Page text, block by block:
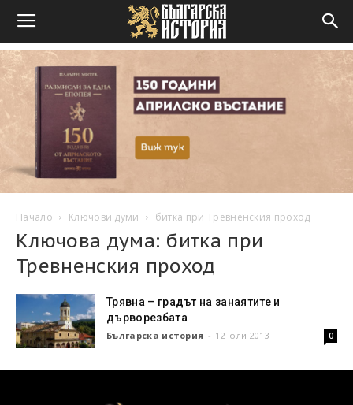
Начало Ключови думи битка при Тревненския проход
Ключова дума: битка при
Тревненския проход
Трявна – градът на занаятите и
дърворезбата
Българска история - 12 юли 2013 0